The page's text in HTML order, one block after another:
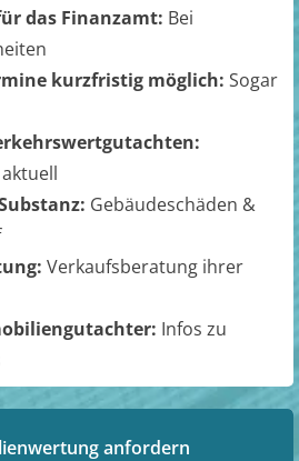
das Finanzamt: Bei
kurzfristig möglich: Sogar
Gebäudeschäden &
Verkaufsberatung ihrer
Infos zu
anfordern